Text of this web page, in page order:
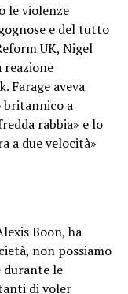
le violenze
e del tutto
UK, Nigel
reazione
Farage aveva
a
rabbia» e lo
a due velocità»
Boon, ha
non possiamo
durante le
di voler